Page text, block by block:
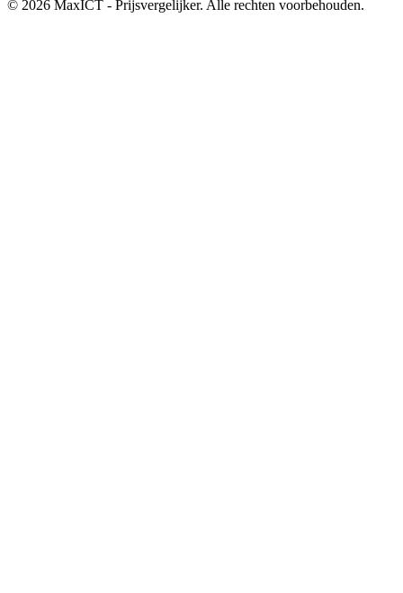
© 2026 MaxICT - Prijsvergelijker. Alle rechten voorbehouden.